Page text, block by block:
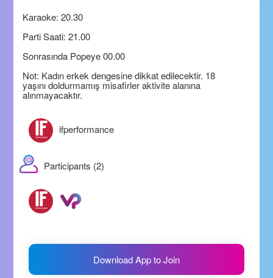
Karaoke: 20.30
Parti Saati: 21.00
Sonrasında Popeye 00.00
Not: Kadın erkek dengesine dikkat edilecektir. 18
yaşını doldurmamış misafirler aktivite alanına
alınmayacaktır.
ifperformance
Participants (2)
Download App to Join